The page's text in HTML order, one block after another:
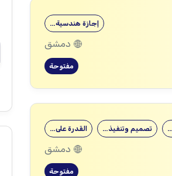
إجازة هندسية…
دمشق
مفتوحة
القدرة على… تصميم وتنفيذ…
دمشق
مفتوحة